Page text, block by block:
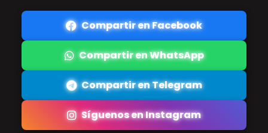
Compartir en Facebook
Compartir en WhatsApp
Compartir en Telegram
Síguenos en Instagram